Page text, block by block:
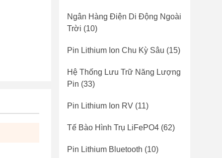
Ngân Hàng Điện Di Động Ngoài
Trời (10)
Pin Lithium Ion Chu Kỳ Sâu (15)
Hệ Thống Lưu Trữ Năng Lượng
Pin (33)
Pin Lithium Ion RV (11)
Tế Bào Hình Trụ LiFePO4 (62)
Pin Lithium Bluetooth (10)